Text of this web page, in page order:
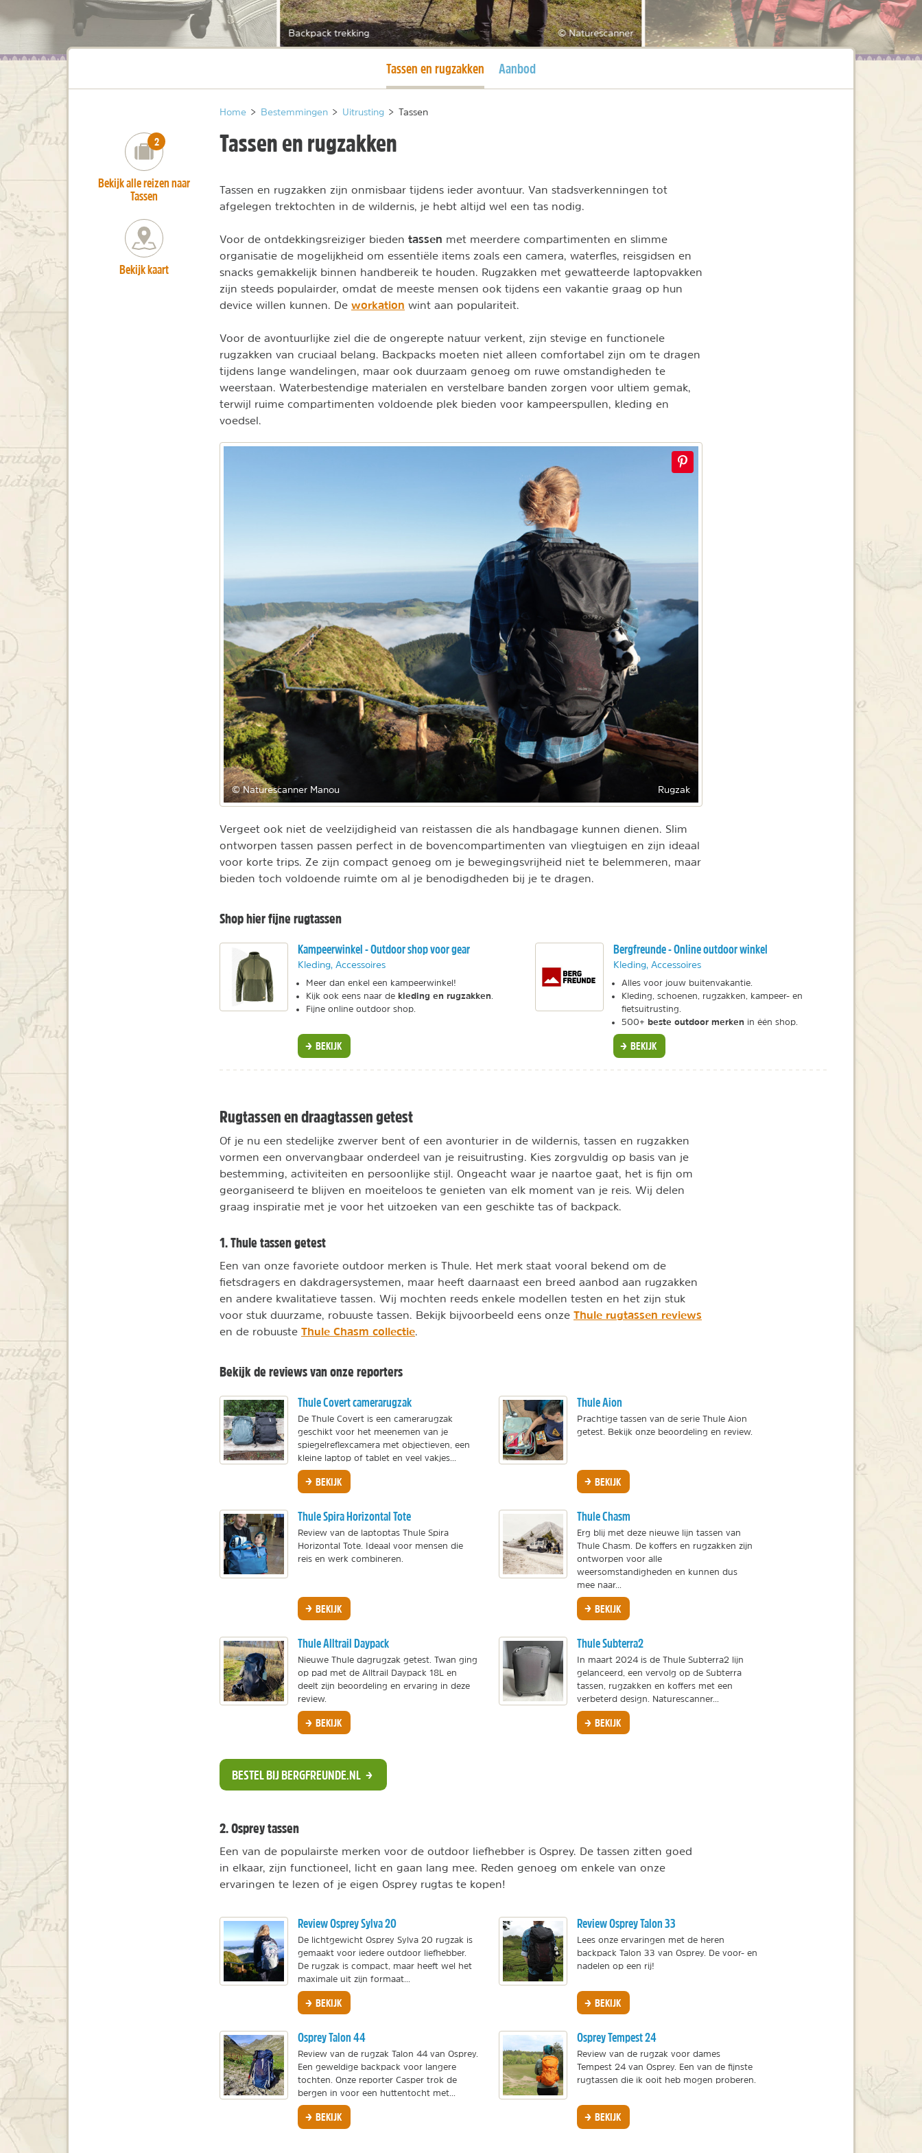
Backpack trekking © Naturescanner
Huidige pagina
Tassen en rugzakken Aanbod
Home > Bestemmingen > Uitrusting > Tassen
Tassen en rugzakken
Tassen en rugzakken zijn onmisbaar tijdens ieder avontuur. Van stadsverkenningen tot
afgelegen trektochten in de wildernis, je hebt altijd wel een tas nodig.
Voor de ontdekkingsreiziger bieden tassen met meerdere compartimenten en slimme
organisatie de mogelijkheid om essentiële items zoals een camera, waterfles, reisgidsen en
snacks gemakkelijk binnen handbereik te houden. Rugzakken met gewatteerde laptopvakken
zijn steeds populairder, omdat de meeste mensen ook tijdens een vakantie graag op hun
device willen kunnen. De workation wint aan populariteit.
Voor de avontuurlijke ziel die de ongerepte natuur verkent, zijn stevige en functionele
rugzakken van cruciaal belang. Backpacks moeten niet alleen comfortabel zijn om te dragen
tijdens lange wandelingen, maar ook duurzaam genoeg om ruwe omstandigheden te
weerstaan. Waterbestendige materialen en verstelbare banden zorgen voor ultiem gemak,
terwijl ruime compartimenten voldoende plek bieden voor kampeerspullen, kleding en
voedsel.
© Naturescanner Manou Rugzak
Vergeet ook niet de veelzijdigheid van reistassen die als handbagage kunnen dienen. Slim
ontworpen tassen passen perfect in de bovencompartimenten van vliegtuigen en zijn ideaal
voor korte trips. Ze zijn compact genoeg om je bewegingsvrijheid niet te belemmeren, maar
bieden toch voldoende ruimte om al je benodigdheden bij je te dragen.
Shop hier fijne rugtassen
Kampeerwinkel - Outdoor shop voor gear
Kleding, Accessoires
Meer dan enkel een kampeerwinkel!
Kijk ook eens naar de kleding en rugzakken
Fijne online outdoor shop.
BEKIJK
Bergfreunde - Online outdoor winkel
Kleding, Accessoires
Alles voor jouw buitenvakantie.
Kleding, schoenen, rugzakken, kampeer- en
fietsuitrusting.
500+ beste outdoor merken in één shop.
BEKIJK
Rugtassen en draagtassen getest
Of je nu een stedelijke zwerver bent of een avonturier in de wildernis, tassen en rugzakken
vormen een onvervangbaar onderdeel van je reisuitrusting. Kies zorgvuldig op basis van je
bestemming, activiteiten en persoonlijke stijl. Ongeacht waar je naartoe gaat, het is fijn om
georganiseerd te blijven en moeiteloos te genieten van elk moment van je reis. Wij delen
graag inspiratie met je voor het uitzoeken van een geschikte tas of backpack.
1. Thule tassen getest
Een van onze favoriete outdoor merken is Thule. Het merk staat vooral bekend om de
fietsdragers en dakdragersystemen, maar heeft daarnaast een breed aanbod aan rugzakken
en andere kwalitatieve tassen. Wij mochten reeds enkele modellen testen en het zijn stuk
voor stuk duurzame, robuuste tassen. Bekijk bijvoorbeeld eens onze Thule rugtassen reviews
en de robuuste Thule Chasm collectie
Bekijk de reviews van onze reporters
Thule Covert camerarugzak
De Thule Covert is een camerarugzak
geschikt voor het meenemen van je
spiegelreflexcamera met objectieven, een
kleine laptop of tablet en veel vakjes...
BEKIJK
Thule Aion
Prachtige tassen van de serie Thule Aion
getest. Bekijk onze beoordeling en review.
BEKIJK
Thule Spira Horizontal Tote
Review van de laptoptas Thule Spira
Horizontal Tote. Ideaal voor mensen die
reis en werk combineren.
BEKIJK
Thule Chasm
Erg blij met deze nieuwe lijn tassen van
Thule Chasm. De koffers en rugzakken zijn
ontworpen voor alle
weersomstandigheden en kunnen dus
mee naar...
BEKIJK
Thule Alltrail Daypack
Nieuwe Thule dagrugzak getest. Twan ging
op pad met de Alltrail Daypack 18L en
deelt zijn beoordeling en ervaring in deze
review.
BEKIJK
Thule Subterra2
In maart 2024 is de Thule Subterra2 lijn
gelanceerd, een vervolg op de Subterra
tassen, rugzakken en koffers met een
verbeterd design. Naturescanner...
BEKIJK
BESTEL BIJ BERGFREUNDE.NL
2. Osprey tassen
Een van de populairste merken voor de outdoor liefhebber is Osprey. De tassen zitten goed
in elkaar, zijn functioneel, licht en gaan lang mee. Reden genoeg om enkele van onze
ervaringen te lezen of je eigen Osprey rugtas te kopen!
Review Osprey Sylva 20
De lichtgewicht Osprey Sylva 20 rugzak is
gemaakt voor iedere outdoor liefhebber.
De rugzak is compact, maar heeft wel het
maximale uit zijn formaat...
BEKIJK
Review Osprey Talon 33
Lees onze ervaringen met de heren
backpack Talon 33 van Osprey. De voor- en
nadelen op een rij!
BEKIJK
Osprey Talon 44
Review van de rugzak Talon 44 van Osprey.
Een geweldige backpack voor langere
tochten. Onze reporter Casper trok de
bergen in voor een huttentocht met...
BEKIJK
Osprey Tempest 24
Review van de rugzak voor dames
Tempest 24 van Osprey. Een van de fijnste
rugtassen die ik ooit heb mogen proberen.
BEKIJK
number_of_trips:
2
Bekijk alle reizen naar
Tassen
Bekijk kaart